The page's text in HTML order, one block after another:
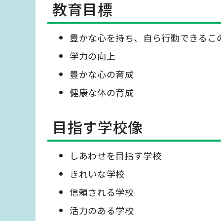
教育目標
豊かな心を持ち、自ら行動できるこ
学力の向上
豊かな心の育成
健康な体の育成
目指す学校像
しあわせを目指す学校
きれいな学校
信頼される学校
活力のある学校